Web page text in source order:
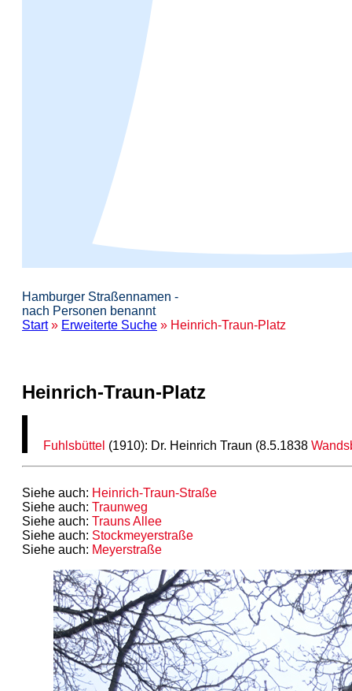
Hamburger Straßennamen -
nach Personen benannt
Start» Erweiterte Suche » Heinrich-Traun-Platz
Heinrich-Traun-Platz
Fuhlsbüttel (1910): Dr. Heinrich Traun (8.5.1838
Siehe auch: Heinrich-Traun-Straße
Siehe auch: Traunweg
Siehe auch: Trauns Allee
Siehe auch: Stockmeyerstraße
Siehe auch: Meyerstraße